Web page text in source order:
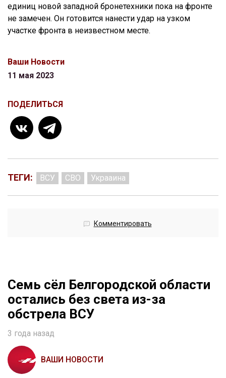
единиц новой западной бронетехники пока на фронте
не замечен. Он готовится нанести удар на узком
участке фронта в неизвестном месте.
Ваши Новости
11 мая 2023
ПОДЕЛИТЬСЯ
ТЕГИ: ВСУ СВО Украаина
Комментировать
Семь сёл Белгородской области
остались без света из-за
обстрела ВСУ
3 года назад
ВАШИ НОВОСТИ